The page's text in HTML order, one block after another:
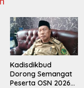
Kadisdikbud
Dorong Semangat
Peserta OSN 2026